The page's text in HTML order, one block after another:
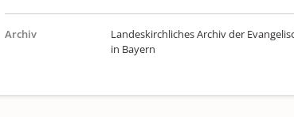
Archiv
Landeskirchliches Archiv der
in Bayern